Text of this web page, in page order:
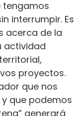
tengamos
interrumpir. Es
acerca de la
actividad
proyectos.
que nos
que podemos
generará